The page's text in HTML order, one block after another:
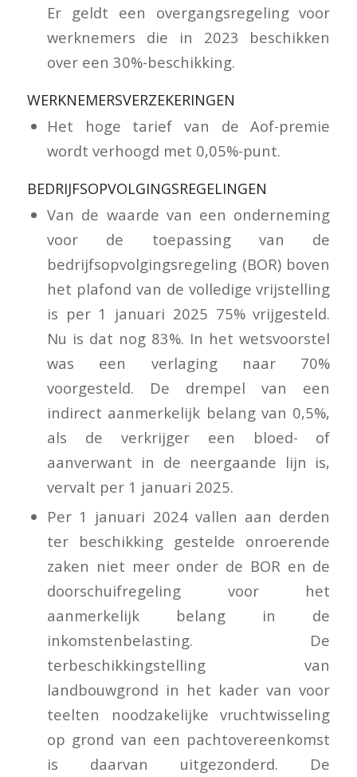
Er geldt een overgangsregeling voor
werknemers die in 2023 beschikken
over een 30%-beschikking.
WERKNEMERSVERZEKERINGEN
Het hoge tarief van de Aof-premie
wordt verhoogd met 0,05%-punt.
BEDRIJFSOPVOLGINGSREGELINGEN
Van de waarde van een onderneming
voor de toepassing van de
bedrijfsopvolgingsregeling (BOR) boven
het plafond van de volledige vrijstelling
is per 1 januari 2025 75% vrijgesteld.
Nu is dat nog 83%. In het wetsvoorstel
was een verlaging naar 70%
voorgesteld. De drempel van een
indirect aanmerkelijk belang van 0,5%,
als de verkrijger een bloed- of
aanverwant in de neergaande lijn is,
vervalt per 1 januari 2025.
Per 1 januari 2024 vallen aan derden
ter beschikking gestelde onroerende
zaken niet meer onder de BOR en de
doorschuifregeling voor het
aanmerkelijk belang in de
inkomstenbelasting. De
terbeschikkingstelling van
landbouwgrond in het kader van voor
teelten noodzakelijke vruchtwisseling
op grond van een pachtovereenkomst
is daarvan uitgezonderd. De